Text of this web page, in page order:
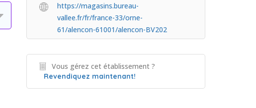
https://magasins.bureau-
vallee.fr/fr/france-33/orne-
61/alencon-61001/alencon-BV202
Vous gérez cet établissement ?
Revendiquez maintenant!